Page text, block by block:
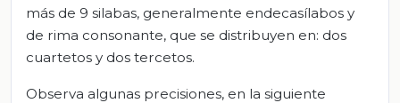
más de 9 silabas, generalmente endecasílabos y
de rima consonante, que se distribuyen en: dos
cuartetos y dos tercetos.
Observa algunas precisiones, en la siguiente